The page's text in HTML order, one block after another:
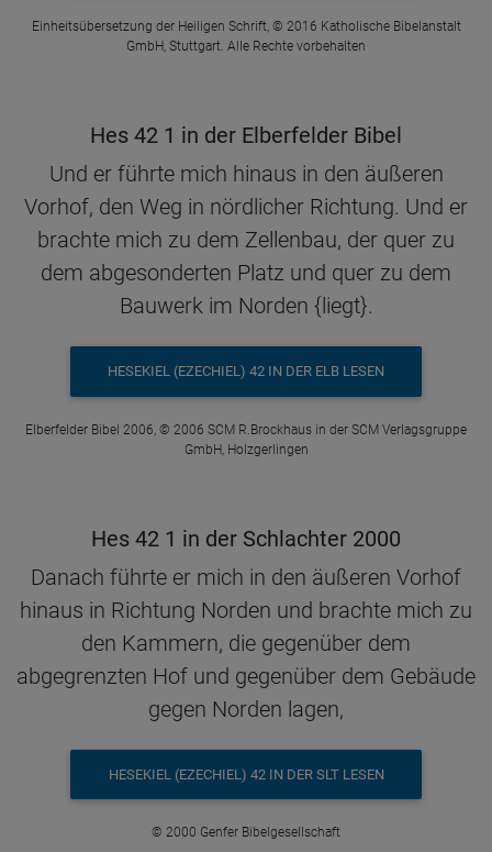
Einheitsübersetzung der Heiligen Schrift, © 2016 Katholische Bibelanstalt
GmbH, Stuttgart. Alle Rechte vorbehalten
Hes 42 1 in der Elberfelder Bibel
Und er führte mich hinaus in den äußeren
Vorhof, den Weg in nördlicher Richtung. Und er
brachte mich zu dem Zellenbau, der quer zu
dem abgesonderten Platz und quer zu dem
Bauwerk im Norden {liegt}.
HESEKIEL (EZECHIEL) 42 IN DER ELB LESEN
Elberfelder Bibel 2006, © 2006 SCM R.Brockhaus in der SCM Verlagsgruppe
GmbH, Holzgerlingen
Hes 42 1 in der Schlachter 2000
Danach führte er mich in den äußeren Vorhof
hinaus in Richtung Norden und brachte mich zu
den Kammern, die gegenüber dem
abgegrenzten Hof und gegenüber dem Gebäude
gegen Norden lagen,
HESEKIEL (EZECHIEL) 42 IN DER SLT LESEN
© 2000 Genfer Bibelgesellschaft